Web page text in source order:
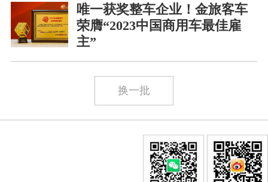
唯一获奖整车企业！金旅客车
荣膺“2023中国商用车最佳雇
主”
换一批